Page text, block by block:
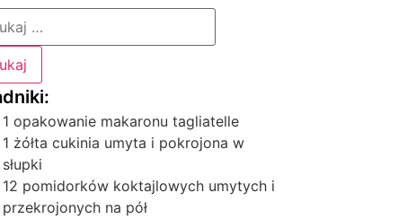
1 opakowanie makaronu tagliatelle
1 żółta cukinia umyta i pokrojona w
słupki
12 pomidorków koktajlowych umytych i
przekrojonych na pół